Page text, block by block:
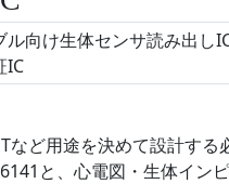
など用途を決めて設計す
と、心電図・生体イン